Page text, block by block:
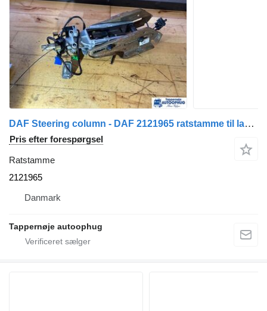
DAF Steering column - DAF 2121965 ratstamme til lastbil
Pris efter forespørgsel
Ratstamme
2121965
Danmark
Tappernøje autoophug